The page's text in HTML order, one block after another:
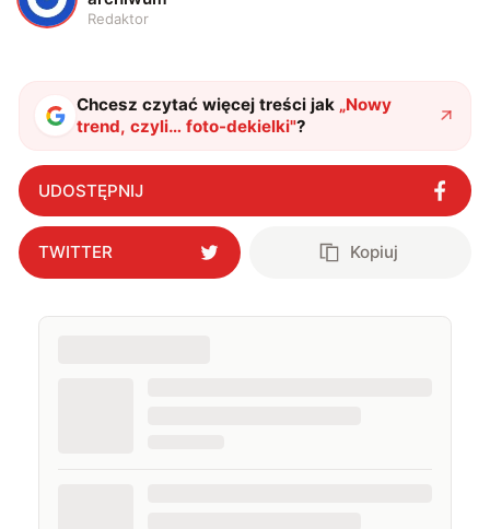
Redaktor
Chcesz czytać więcej treści jak „Nowy
trend, czyli… foto-dekielki"?
UDOSTĘPNIJ
TWITTER Kopiuj